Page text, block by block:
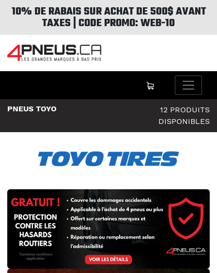
10% DE RABAIS SUR ACHAT DE 500$ AVANT
TAXES | CODE PROMO: WEB-10
PNEUS TOYO
12 PRODUITS
DISPONIBLES